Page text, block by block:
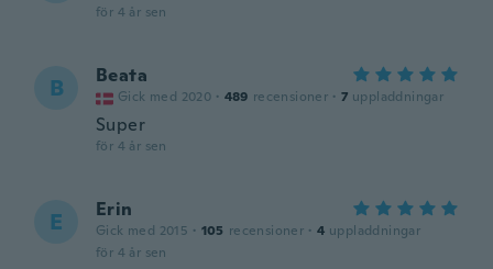
för 4 år sen
B Beata
Gick med 2020 · 489 recensioner · 7 uppladdningar
Super
för 4 år sen
E Erin
Gick med 2015 · 105 recensioner · 4 uppladdningar
för 4 år sen